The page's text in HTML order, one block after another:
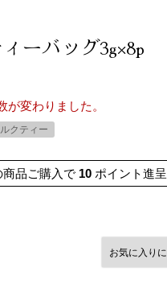
ーバッグ3g×8p
変わりました。
ルクティー
商品ご購入で 10 ポイント進呈
お気に入り